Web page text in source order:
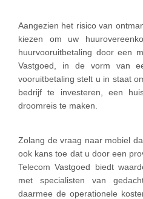
Aangezien het risico van
kiezen om uw
huurvooruitbetaling door een
Vastgoed, in de vorm van
vooruitbetaling stelt u in staat
bedrijf te investeren, een
droomreis te maken.
Zolang de vraag naar mobiel
ook kans toe dat u door een
Telecom Vastgoed biedt
met specialisten van
daarmee de operationele